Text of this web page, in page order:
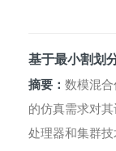
基于最小割划
摘要： 数模混
的仿真需求对
处理器和集群